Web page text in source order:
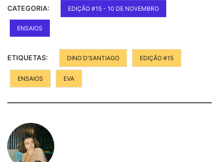
CATEGORIA: EDIÇÃO #15 - 10 DE NOVEMBRO
ENSAIOS
ETIQUETAS: DINO D'SANTIAGO EDIÇÃO #15
ENSAIOS EVA